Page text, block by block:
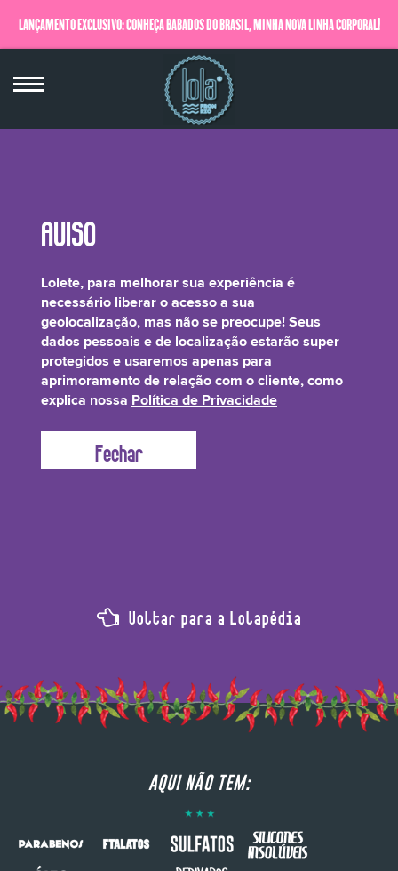
LANÇAMENTO EXCLUSIVO: CONHEÇA BABADOS DO BRASIL, MINHA NOVA LINHA CORPORAL!
QUERO SABER MAIS
Hydrolyzed Rice Protein* (and) Sodium
Carrageenan*
Um blend poderoso de proteína de arroz e sais de carragenina (polisacarídeo
estabilizador e hidratante. Ele fortifica seus fios, além de dar corpo e volume
Voltar para a Lolapédia
AQUI NÃO TEM:
Lolete, para melhorar sua experiência é
necessário liberar o acesso a sua
geolocalização, mas não se preocupe! Seus
dados pessoais e de localização estarão super
protegidos e usaremos apenas para
aprimoramento de relação com o cliente, como
explica nossa Política de Privacidade